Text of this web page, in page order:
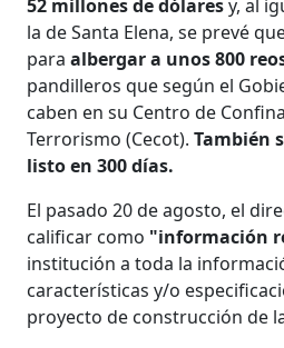
52 millones de dólaresy, al
la de Santa Elena, se prevé
paraalbergar a unos 800
pandilleros que según el
caben en su Centro de
Terrorismo (Cecot). También
listo en 300 días.
El pasado 20 de agosto, el
calificar como "información
institución a toda la
características y/o
proyecto de construcción de